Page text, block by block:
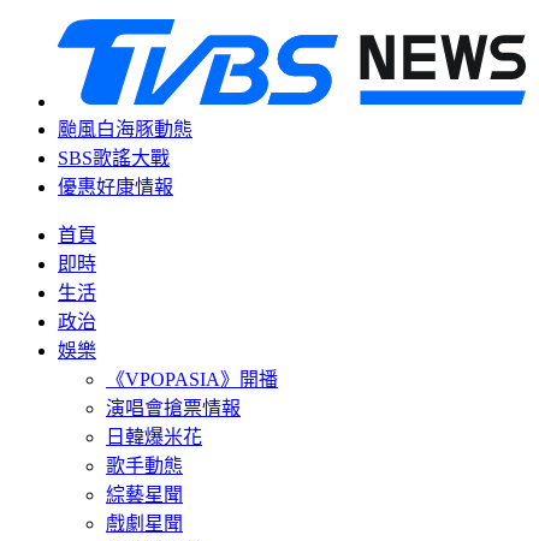
颱風白海豚動態
SBS歌謠大戰
優惠好康情報
首頁
即時
生活
政治
娛樂
《VPOPASIA》開播
演唱會搶票情報
日韓爆米花
歌手動態
綜藝星聞
戲劇星聞